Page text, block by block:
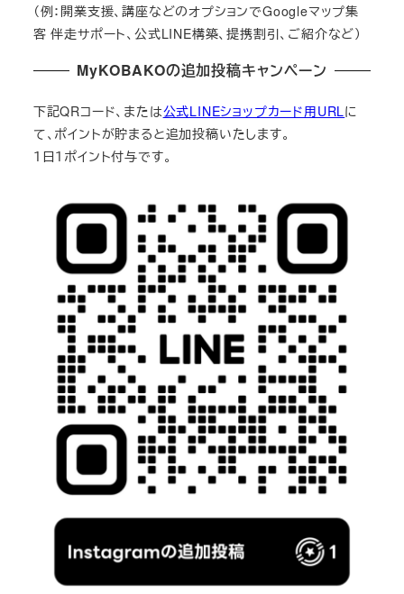
（例：開業支援、講座などのオプションでGoogleマップ集
客 伴走サポート、公式LINE構築、提携割引、ご紹介など）
MyKOBAKOの追加投稿キャンペーン
下記QRコード、または公式LINEショップカード用URLに
て、ポイントが貯まると追加投稿いたします。
１日１ポイント付与です。